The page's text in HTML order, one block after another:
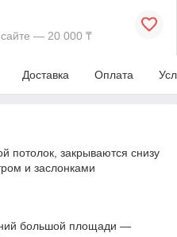
— 20 000 ₸
Доставка Оплата
потолок, закрываются снизу
и заслонками
большой площади —